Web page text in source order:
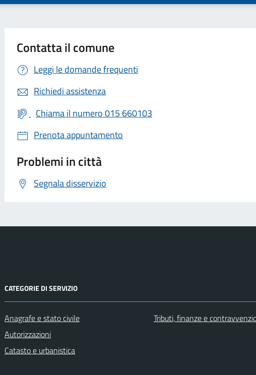
Contatta il comune
Leggi le domande frequenti
Richiedi assistenza
Chiama il numero 015 660103
Prenota appuntamento
Problemi in città
Segnala disservizio
CATEGORIE DI SERVIZIO
Anagrafe e stato civile
Autorizzazioni
Catasto e urbanistica
Tributi, finanze e